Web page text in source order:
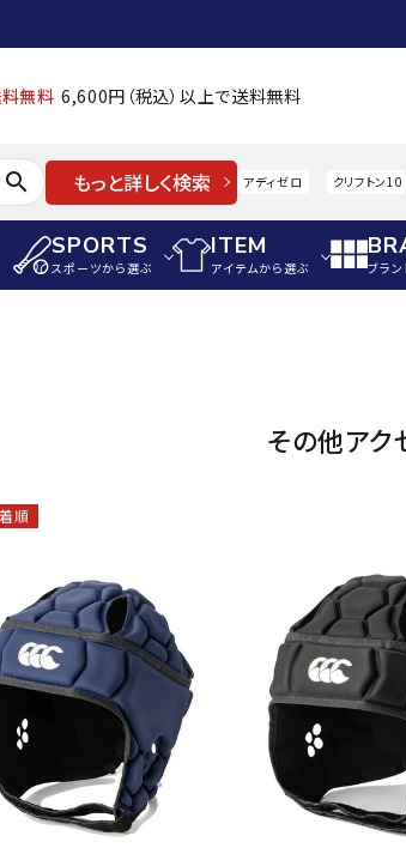
無料 6,600円（税込）以上で送料無料
search もっと詳しく検索 アディゼロ クリフトン10
SPORTS
スポーツから選ぶ
陸上競技用シューズアクセサリー
ェア
陸上競技用ウィメンズウェア
その他アクセサリー
ジュニアサ
フットボー
サッカーウ
ジュニアサ
レプリカ商品
ジュニアレ
サッカーボ
フットサル
サッカーバ
ITEM
アイテムから選ぶ
ジャケット・アウター
シューズ
メンズランニング
ウイメンズランニング
ジュニアランニング
サッカースパイク
ジュニアサッカースパイク
ブラ
adidas
その他アク
順